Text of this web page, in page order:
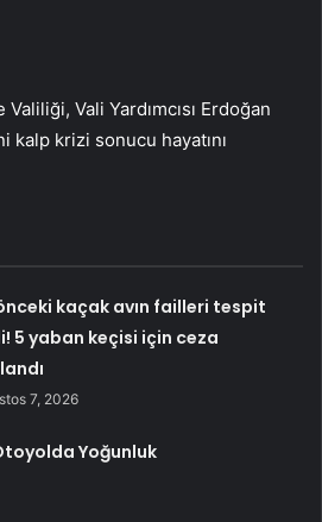
Valiliği, Vali Yardımcısı Erdoğan
kalp krizi sonucu hayatını